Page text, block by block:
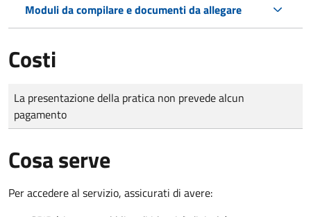
Moduli da compilare e documenti da allegare
Costi
Tipo di pagamento
Importo
La presentazione della pratica non prevede alcun
pagamento
Cosa serve
Per accedere al servizio, assicurati di avere: